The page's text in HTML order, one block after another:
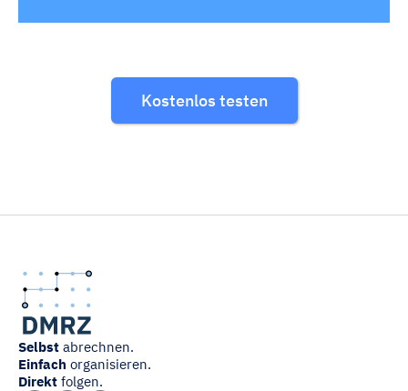
Kostenlos testen
Selbst abrechnen.
Einfach organisieren.
Direkt folgen.